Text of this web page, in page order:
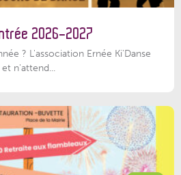
2026-2027
? L'association Ernée Ki'Danse
n'attend...